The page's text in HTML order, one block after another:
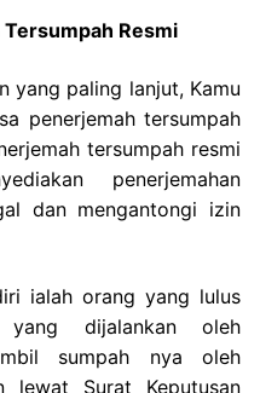
Resmi
yang paling lanjut, Kamu
penerjemah tersumpah
tersumpah resmi
penerjemahan
dan mengantongi izin
ialah orang yang lulus
yang dijalankan oleh
sumpah nya oleh
lewat Surat Keputusan